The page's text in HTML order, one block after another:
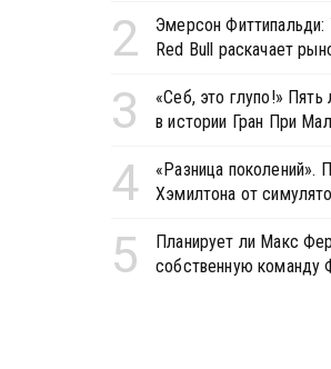
2
Эмерсон Фиттипальди:
Red Bull раскачает
3
«Себ, это глупо!»
в истории Гран При
4
«Разница поколений».
Хэмилтона от
5
Планирует ли Макс
собственную команду